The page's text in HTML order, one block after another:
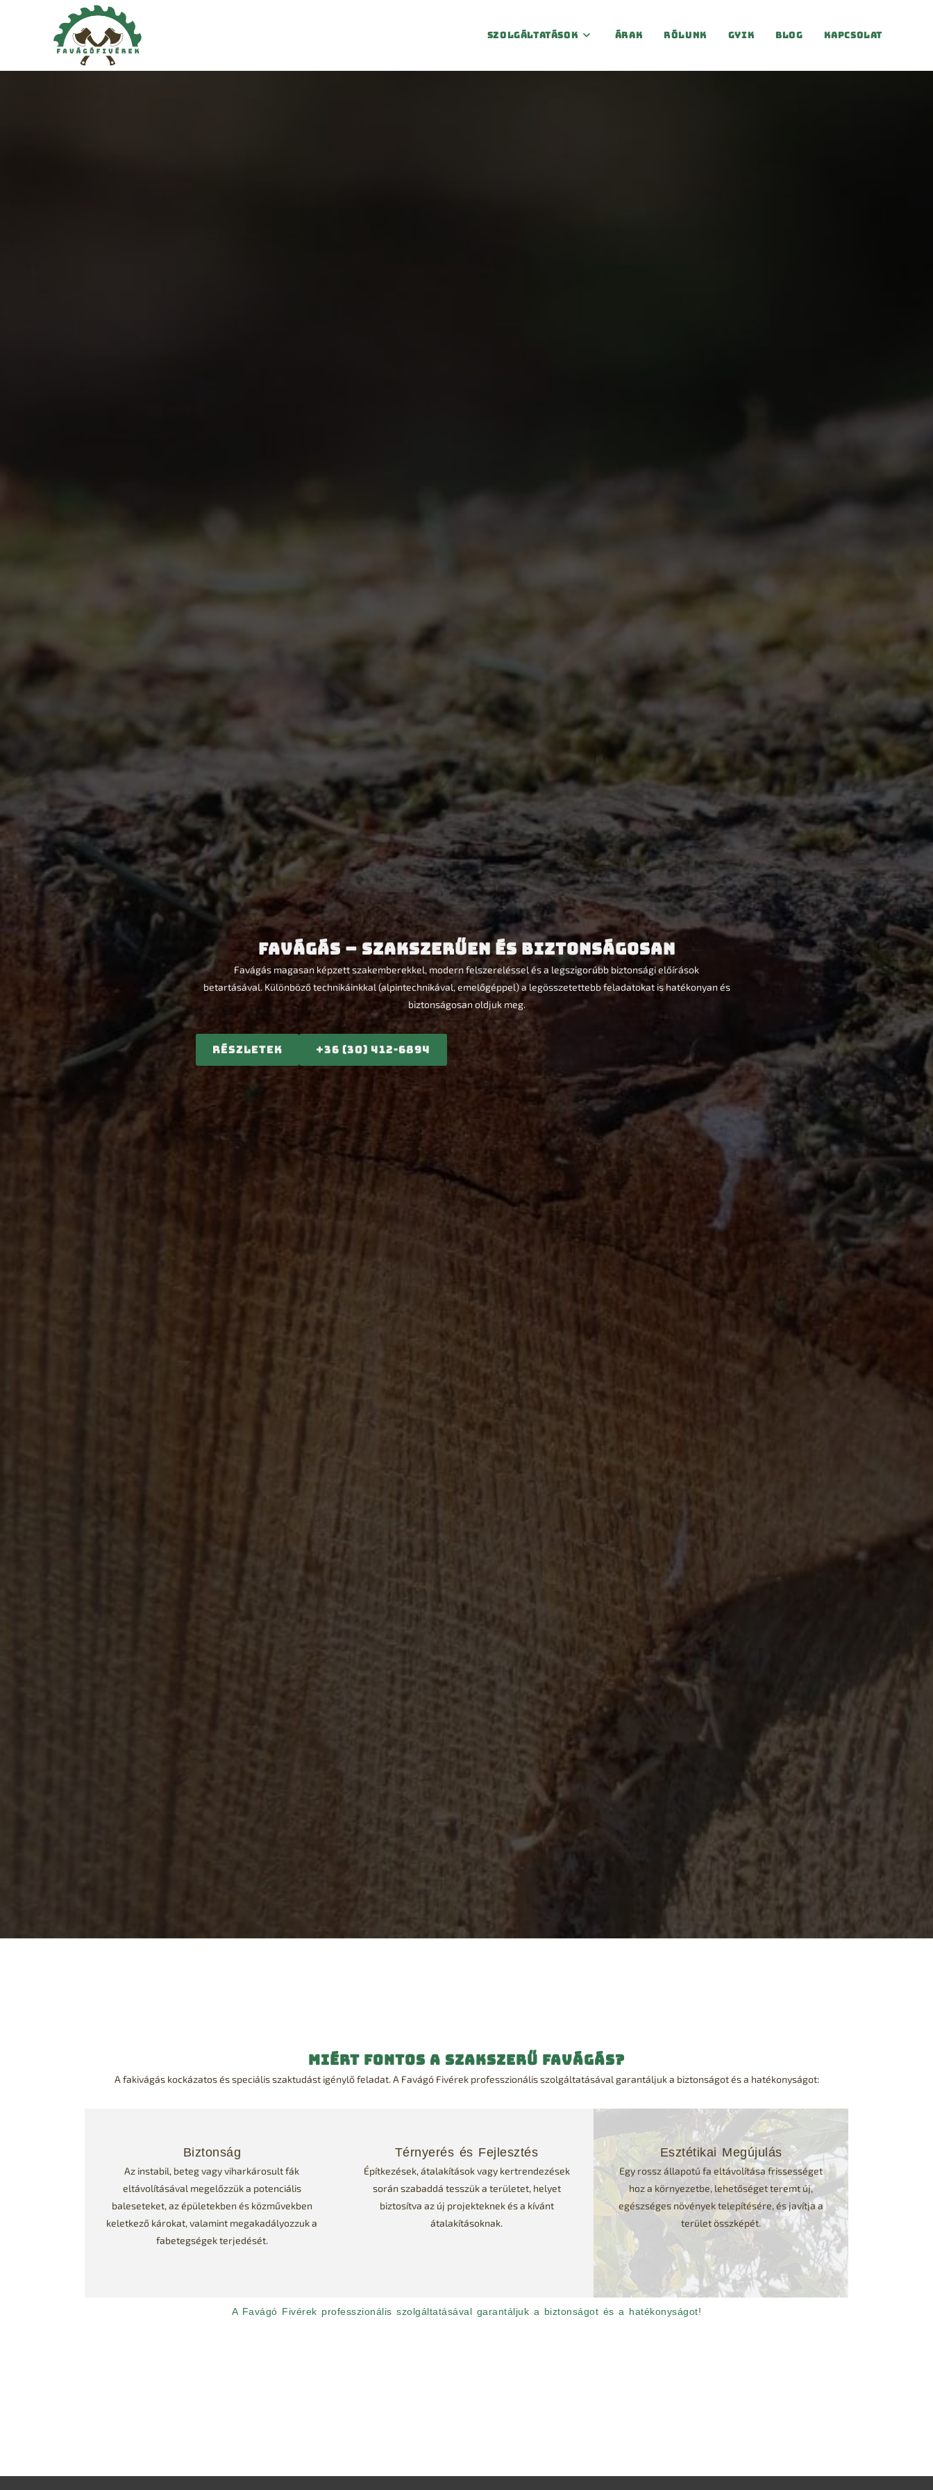
Szolgáltatások Árak Rólunk Gyik Blog Kapcsolat
Favágás – Szakszerűen és Biztonságosan
Favágás magasan képzett szakemberekkel, modern felszereléssel és a legszigorúbb biztonsági előírások
betartásával. Különböző technikáinkkal (alpintechnikával, emelőgéppel) a legösszetettebb feladatokat is hatékonyan és
biztonságosan oldjuk meg.
Részletek +36 (30) 412-6894
Miért Fontos a Szakszerű Favágás?
A fakivágás kockázatos és speciális szaktudást igénylő feladat. A Favágó Fivérek professzionális szolgáltatásával garantáljuk a biztonságot és a hatékonyságot:
Biztonság
Az instabil, beteg vagy viharkárosult fák
eltávolításával megelőzzük a potenciális
baleseteket, az épületekben és közművekben
keletkező károkat, valamint megakadályozzuk a
fabetegségek terjedését.
Térnyerés és Fejlesztés
Építkezések, átalakítások vagy kertrendezések
során szabaddá tesszük a területet, helyet
biztosítva az új projekteknek és a kívánt
átalakításoknak.
Esztétikai Megújulás
Egy rossz állapotú fa eltávolítása frissességet
hoz a környezetbe, lehetőséget teremt új,
egészséges növények telepítésére, és javítja a
terület összképét.
A Favágó Fivérek professzionális szolgáltatásával garantáljuk a biztonságot és a hatékonyságot!